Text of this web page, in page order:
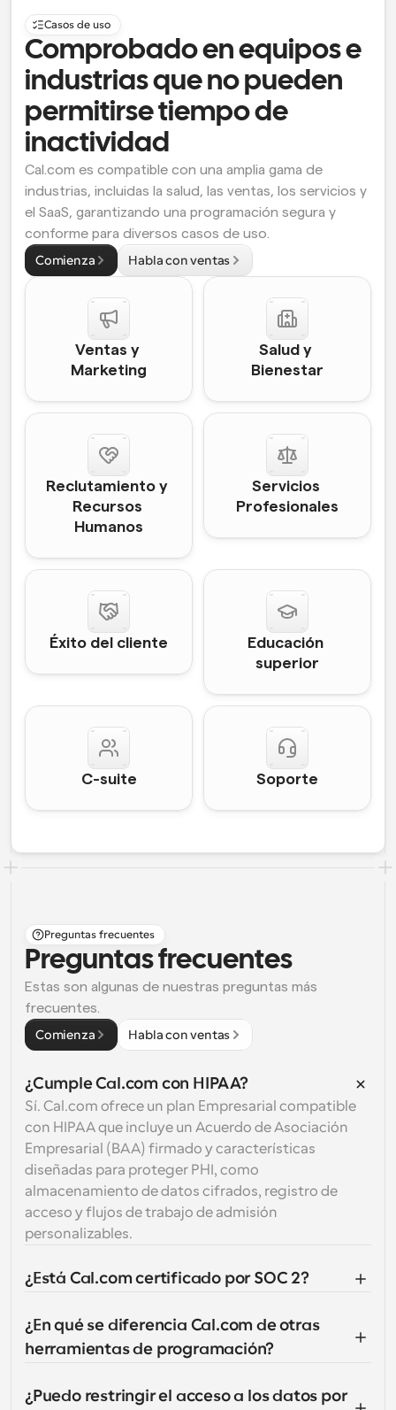
Casos de uso
Comprobado en equipos e
industrias que no pueden
permitirse tiempo de
inactividad
Cal.com es compatible con una amplia gama de
industrias, incluidas la salud, las ventas, los servicios y
el SaaS, garantizando una programación segura y
conforme para diversos casos de uso.
Comienza
Habla con ventas
Ventas y
Marketing
Salud y
Bienestar
Reclutamiento y
Recursos
Humanos
Servicios
Profesionales
Éxito del cliente
Educación
superior
C-suite Soporte
Preguntas frecuentes
Preguntas frecuentes
Estas son algunas de nuestras preguntas más
frecuentes.
Comienza
Habla con ventas
¿Cumple Cal.com con HIPAA?
Sí. Cal.com ofrece un plan Empresarial compatible
con HIPAA que incluye un Acuerdo de Asociación
Empresarial (BAA) firmado y características
diseñadas para proteger PHI, como
almacenamiento de datos cifrados, registro de
acceso y flujos de trabajo de admisión
personalizables.
¿Está Cal.com certificado por SOC 2?
¿En qué se diferencia Cal.com de otras
herramientas de programación?
¿Puedo restringir el acceso a los datos por